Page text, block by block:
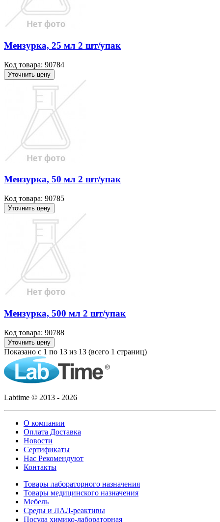
Мензурка, 25 мл 2 шт/упак
Код товара: 90784
Уточнить цену
Мензурка, 50 мл 2 шт/упак
Код товара: 90785
Уточнить цену
Мензурка, 500 мл 2 шт/упак
Код товара: 90788
Уточнить цену
Показано с 1 по 13 из 13 (всего 1 страниц)
Labtime © 2013 - 2026
О компании
Оплата Доставка
Новости
Сертификаты
Нас Рекомендуют
Контакты
Товары лабораторного назначения
Товары медицинского назначения
Мебель
Среды и ЛАЛ-реактивы
Посуда химико-лабораторная